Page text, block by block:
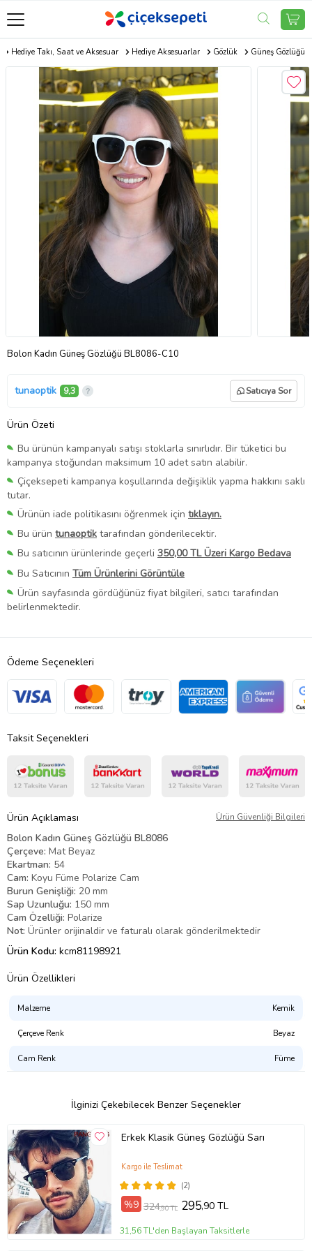
Hediye Takı, Saat ve Aksesuar Hediye Aksesuarlar Gözlük Güneş Gözlüğü
Bolon Kadın Güneş Gözlüğü BL8086-C10
tunaoptik 9,3 Satıcıya Sor
Ürün Özeti
Bu ürünün kampanyalı satışı stoklarla sınırlıdır. Bir tüketici bu
kampanya stoğundan maksimum 10 adet satın alabilir.
Çiçeksepeti kampanya koşullarında değişiklik yapma hakkını saklı
tutar.
Ürünün iade politikasını öğrenmek için tıklayın.
Bu ürün tunaoptik tarafından gönderilecektir.
Bu satıcının ürünlerinde geçerli 350,00 TL Üzeri Kargo Bedava
Bu Satıcının Tüm Ürünlerini Görüntüle
Ürün sayfasında gördüğünüz fiyat bilgileri, satıcı tarafından
belirlenmektedir.
Ödeme Seçenekleri
Taksit Seçenekleri
Ürün Açıklaması Ürün Güvenliği Bilgileri
Bolon Kadın Güneş Gözlüğü BL8086
Çerçeve: Mat Beyaz
Ekartman: 54
Cam: Koyu Füme Polarize Cam
Burun Genişliği: 20 mm
Sap Uzunluğu: 150 mm
Cam Özelliği: Polarize
Not: Ürünler orijinaldir ve faturalı olarak gönderilmektedir
Ürün Kodu: kcm81198921
Ürün Özellikleri
Malzeme Kemik
Çerçeve Renk Beyaz
Cam Renk Füme
İlginizi Çekebilecek Benzer Seçenekler
Erkek Klasik Güneş Gözlüğü Sarı
(2)
Kargo ile Teslimat
%9 324,90 TL 295,90 TL
31,56 TL'den Başlayan Taksitlerle